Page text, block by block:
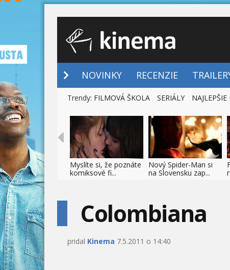
NOVINKY RECENZIE
Trendy: FILMOVÁ ŠKOLA SERIÁLY
Myslíte si, že poznáte
komiksové fi...
Nový Spider-Man si
na Slovensku zap...
Colombiana
pridal Kinema 7.5.2011 o 14:40